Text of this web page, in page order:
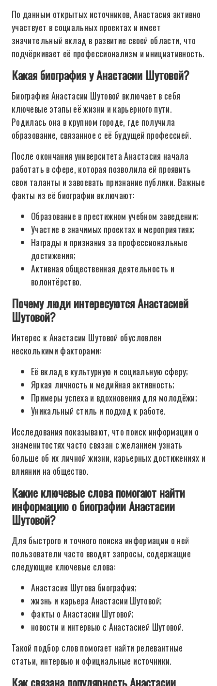
По данным открытых источников, Анастасия активно
участвует в социальных проектах и имеет
значительный вклад в развитие своей области, что
подчёркивает её профессионализм и инициативность.
Какая биография у Анастасии Шутовой?
Биография Анастасии Шутовой включает в себя
ключевые этапы её жизни и карьерного пути.
Родилась она в крупном городе, где получила
образование, связанное с её будущей профессией.
После окончания университета Анастасия начала
работать в сфере, которая позволила ей проявить
свои таланты и завоевать признание публики. Важные
факты из её биографии включают:
Образование в престижном учебном заведении;
Участие в значимых проектах и мероприятиях;
Награды и признания за профессиональные
достижения;
Активная общественная деятельность и
волонтёрство.
Почему люди интересуются Анастасией
Шутовой?
Интерес к Анастасии Шутовой обусловлен
несколькими факторами:
Её вклад в культурную и социальную сферу;
Яркая личность и медийная активность;
Примеры успеха и вдохновения для молодёжи;
Уникальный стиль и подход к работе.
Исследования показывают, что поиск информации о
знаменитостях часто связан с желанием узнать
больше об их личной жизни, карьерных достижениях и
влиянии на общество.
Какие ключевые слова помогают найти
информацию о биографии Анастасии
Шутовой?
Для быстрого и точного поиска информации о ней
пользователи часто вводят запросы, содержащие
следующие ключевые слова:
Анастасия Шутова биография;
жизнь и карьера Анастасии Шутовой;
факты о Анастасии Шутовой;
новости и интервью с Анастасией Шутовой.
Такой подбор слов помогает найти релевантные
статьи, интервью и официальные источники.
Как связана популярность Анастасии